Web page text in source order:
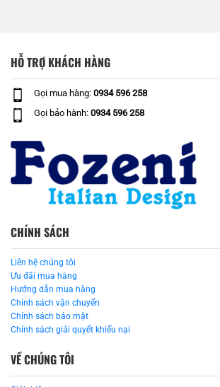
HỖ TRỢ KHÁCH HÀNG
Gọi mua hàng: 0934 596 258
Gọi bảo hành: 0934 596 258
CHÍNH SÁCH
Liên hệ chúng tôi
Ưu đãi mua hàng
Hướng dẫn mua hàng
Chính sách vận chuyển
Chính sách bảo mật
Chính sách giải quyết khiếu nại
VỀ CHÚNG TÔI